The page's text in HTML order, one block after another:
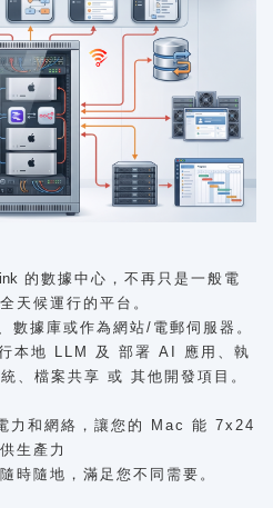
的數據中心，不再只是一般電
天候運行的平台。
數據庫或作為網站/電郵伺服器。
本地 LLM 及 部署 AI 應用、執
、檔案共享 或 其他開發項目。
力和網絡，讓您的 Mac 能 7x24
生產力
時隨地，滿足您不同需要。